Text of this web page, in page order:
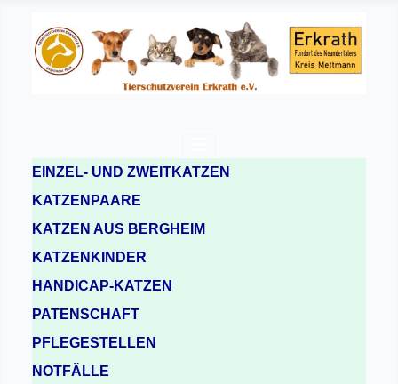
EINZEL- UND ZWEITKATZEN
KATZENPAARE
KATZEN AUS BERGHEIM
KATZENKINDER
HANDICAP-KATZEN
PATENSCHAFT
PFLEGESTELLEN
NOTFÄLLE